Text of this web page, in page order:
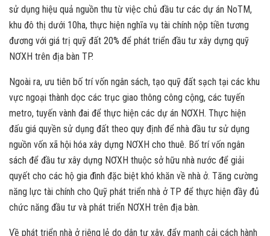
sử dụng hiệu quả nguồn thu từ việc chủ đầu tư các dự án NoTM,
khu đô thị dưới 10ha, thực hiện nghĩa vụ tài chính nộp tiền tương
đương với giá trị quỹ đất 20% để phát triển đầu tư xây dựng quỹ
NƠXH trên địa bàn TP.
Ngoài ra, ưu tiên bố trí vốn ngân sách, tạo quỹ đất sạch tại các khu
vực ngoại thành dọc các trục giao thông công cộng, các tuyến
metro, tuyến vành đai để thực hiện các dự án NƠXH. Thực hiện
đấu giá quyền sử dụng đất theo quy định để nhà đầu tư sử dụng
nguồn vốn xã hội hóa xây dựng NƠXH cho thuê. Bố trí vốn ngân
sách để đầu tư xây dựng NƠXH thuộc sở hữu nhà nước để giải
quyết cho các hộ gia đình đặc biệt khó khăn về nhà ở. Tăng cường
năng lực tài chính cho Quỹ phát triển nhà ở TP để thực hiện đầy đủ
chức năng đầu tư và phát triển NƠXH trên địa bàn.
Về phát triển nhà ở riêng lẻ do dân tự xây, đẩy mạnh cải cách hành